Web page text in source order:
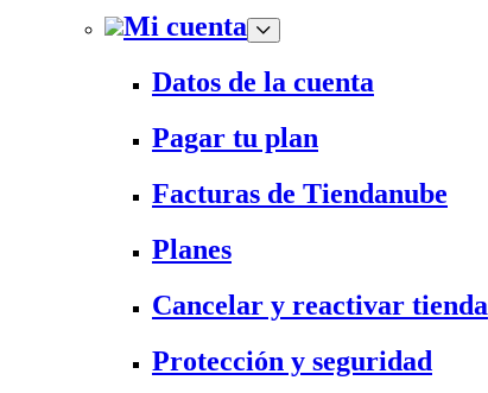
Mi cuenta
Datos de la cuenta
Pagar tu plan
Facturas de Tiendanube
Planes
Cancelar y reactivar tienda
Protección y seguridad